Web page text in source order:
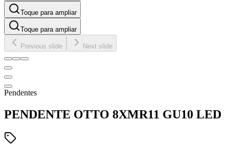
Toque para ampliar
Toque para ampliar
Previous slide Next slide
Pendentes
PENDENTE OTTO 8XMR11 GU10 LED